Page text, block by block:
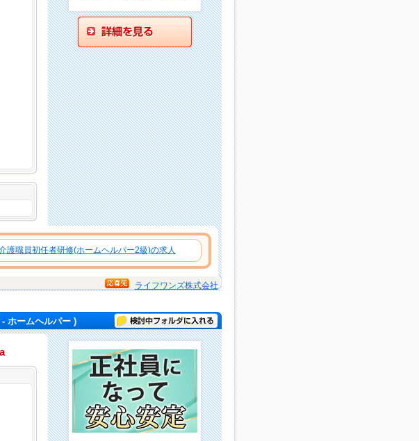
護職員初任者研修(ホームヘルパー2級)の求人
ライフワンズ株式会社
ホームヘルパー ) 検討中フォルダに入れる